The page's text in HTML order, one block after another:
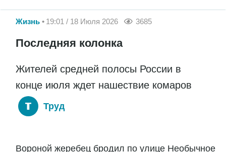
Жизнь 19:01 / 18 Июля 2026 3685
Последняя колонка
Жителей средней полосы России в
конце июля ждет нашествие комаров
Труд
Вороной жеребец бродил по улице Необычное